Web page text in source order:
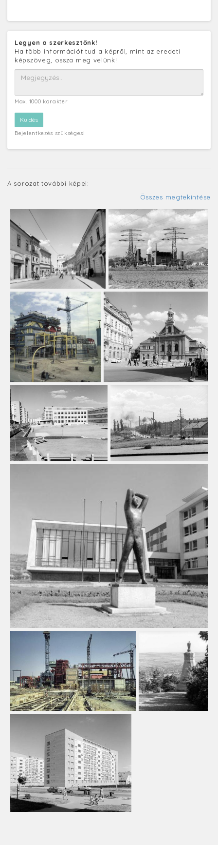
Legyen a szerkesztőnk!
Ha több információt tud a képről, mint az eredeti
képszöveg, ossza meg velünk!
Max. 1000 karakter
Bejelentkezés szükséges!
A sorozat további képei:
Összes megtekintése